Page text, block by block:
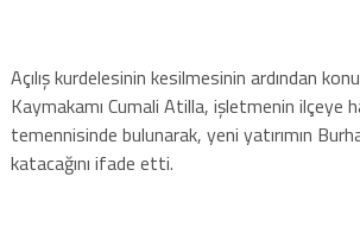
Açılış kurdelesinin kesilmesinin ardından
Kaymakamı Cumali Atilla, işletmenin ilçeye
temennisinde bulunarak, yeni yatırımın
katacağını ifade etti.